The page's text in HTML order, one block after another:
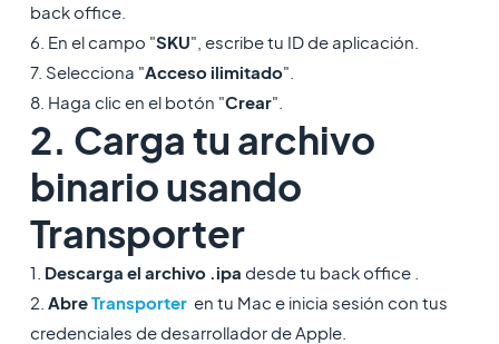
back office.
6. En el campo "SKU", escribe tu ID de aplicación.
7. Selecciona "Acceso ilimitado".
8. Haga clic en el botón "Crear".
2. Carga tu archivo
binario usando
Transporter
1. Descarga el archivo .ipa desde tu back office .
2. AbreTransporter en tu Mac e inicia sesión con tus
credenciales de desarrollador de Apple.